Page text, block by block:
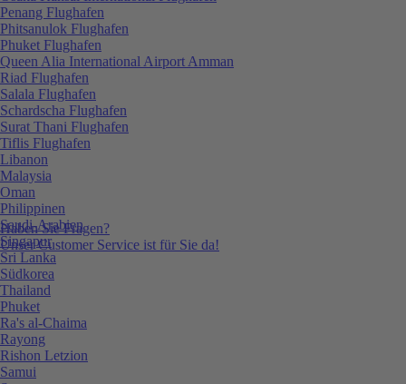
Haben Sie Fragen?
Unser Customer Service ist für Sie da!
Penang Flughafen
Phitsanulok Flughafen
Phuket Flughafen
Queen Alia International Airport Amman
Riad Flughafen
Salala Flughafen
Schardscha Flughafen
Surat Thani Flughafen
Tiflis Flughafen
Libanon
Malaysia
Oman
Philippinen
Saudi-Arabien
Singapur
Sri Lanka
Südkorea
Thailand
Phuket
Ra's al-Chaima
Rayong
Rishon Letzion
Samui